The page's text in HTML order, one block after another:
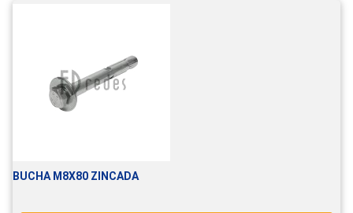
BUCHA M8X80 ZINCADA